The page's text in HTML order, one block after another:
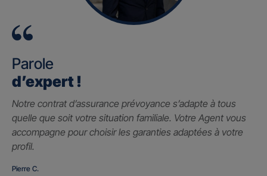
Parole
d’expert !
Notre contrat d’assurance prévoyance s’adapte à tous
quelle que soit votre situation familiale. Votre Agent vous
accompagne pour choisir les garanties adaptées à votre
profil.
Pierre C.